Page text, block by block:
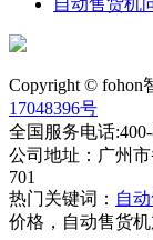
自动售货机
Copyright © fohon
17048396号
全国服务电话
公司地址：广州
701
热门关键词： 自
价格，自动售货